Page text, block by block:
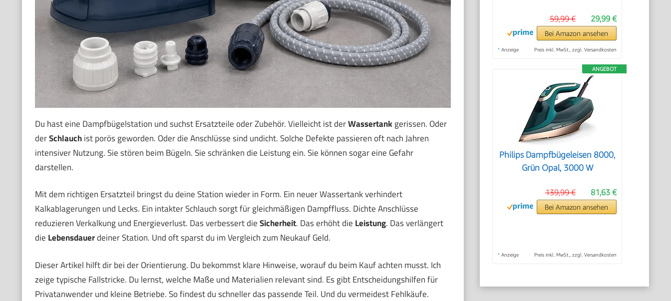
Du hast eine Dampfbügelstation und suchst Ersatzteile oder Zubehör. Vielleicht ist derWassertankgerissen. Oder
derSchlauchist porös geworden. Oder die Anschlüsse sind undicht. Solche Defekte passieren oft nach Jahren
intensiver Nutzung. Sie stören beim Bügeln. Sie schränken die Leistung ein. Sie können sogar eine Gefahr
darstellen.
Mit dem richtigen Ersatzteil bringst du deine Station wieder in Form. Ein neuer Wassertank verhindert
Kalkablagerungen und Lecks. Ein intakter Schlauch sorgt für gleichmäßigen Dampffluss. Dichte Anschlüsse
reduzieren Verkalkung und Energieverlust. Das verbessert dieSicherheit. Das erhöht die Leistung. Das verlängert
die Lebensdauerdeiner Station. Und oft sparst du im Vergleich zum Neukauf Geld.
Dieser Artikel hilft dir bei der Orientierung. Du bekommst klare Hinweise, worauf du beim Kauf achten musst. Ich
zeige typische Fallstricke. Du lernst, welche Maße und Materialien relevant sind. Es gibt Entscheidungshilfen für
Privatanwender und kleine Betriebe. So findest du schneller das passende Teil. Und du vermeidest Fehlkäufe.
29,99 €
59,99 €
Bei Amazon ansehen
* Anzeige Preis inkl. MwSt., zzgl. Versandkosten
ANGEBOT
Philips Dampfbügeleisen 8000,
Grün Opal, 3000 W
81,63 €
139,99 €
Bei Amazon ansehen
* Anzeige Preis inkl. MwSt., zzgl. Versandkosten